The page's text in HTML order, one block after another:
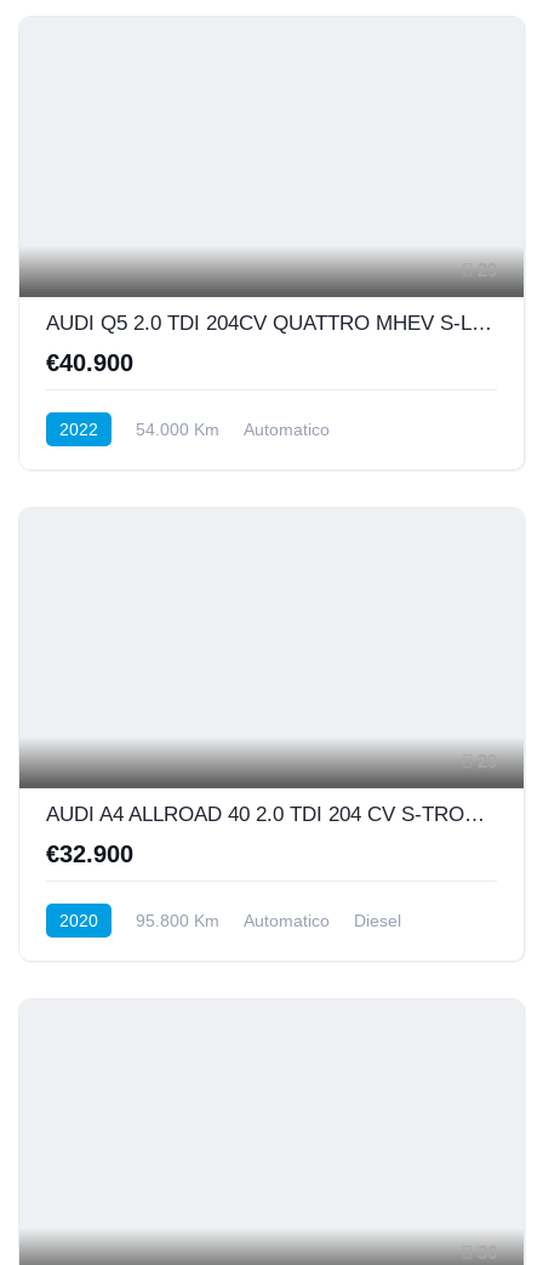
29
AUDI Q5 2.0 TDI 204CV QUATTRO MHEV S-LINE PLUS
€40.900
2022 54.000 Km
Automatico
29
AUDI A4 ALLROAD 40 2.0 TDI 204 CV S-TRONIC BUSINESS
€32.900
2020 95.800 Km Automatico
Diesel
36